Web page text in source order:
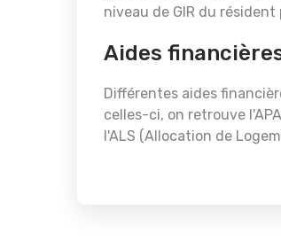
niveau de GIR du
Aides
Différentes aides
celles-ci, on retrouve
l'ALS (Allocation de